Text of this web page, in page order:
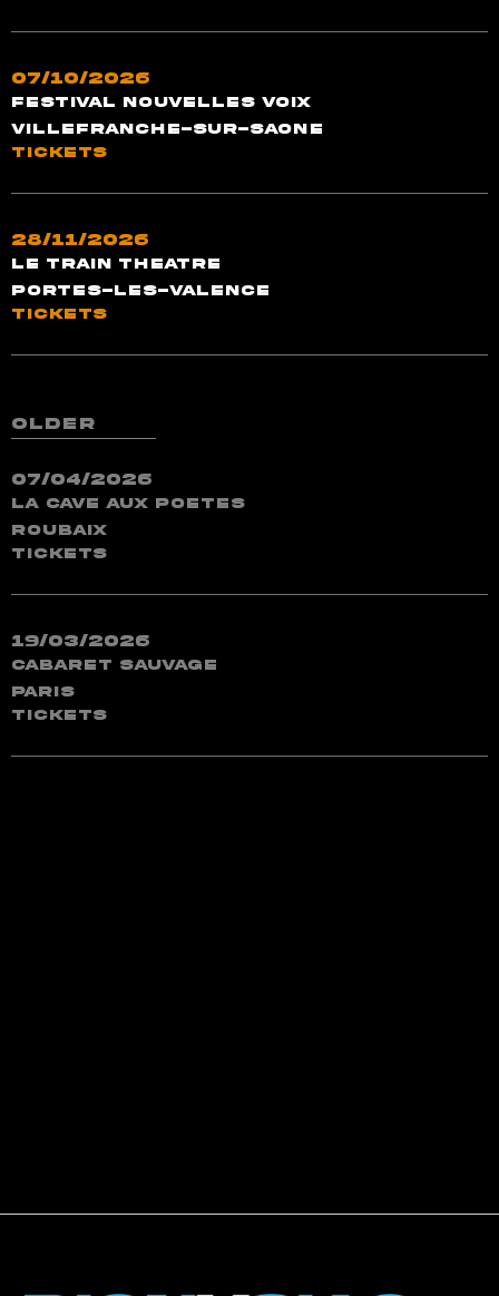
07/10/2026
Festival Nouvelles Voix
Villefranche-sur-Saone
TICKETS
28/11/2026
Le Train Theatre
Portes-Les-Valence
TICKETS
older
07/04/2026
La Cave aux Poetes
Roubaix
TICKETS
19/03/2026
Cabaret Sauvage
Paris
TICKETS